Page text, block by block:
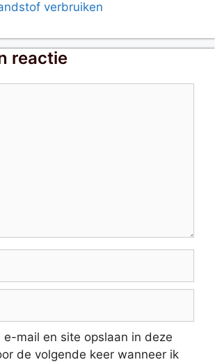
verbruiken
reactie
e-mail en site opslaan in deze
de volgende keer wanneer ik